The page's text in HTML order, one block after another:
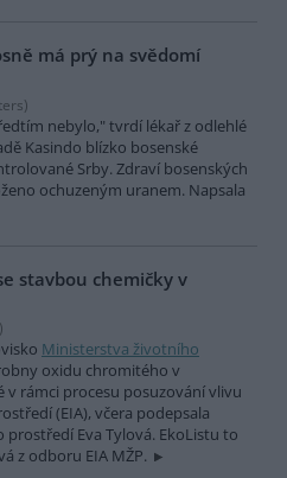
má prý na svědomí
nebylo," tvrdí lékař z odlehlé
Kasindo blízko bosenské
Srby. Zdraví bosenských
ochuzeným uranem. Napsala
stavbou chemičky v
Ministerstva životního
oxidu chromitého v
v rámci procesu posuzování vlivu
(EIA), včera podepsala
Eva Tylová. EkoListu to
z odboru EIA MŽP.